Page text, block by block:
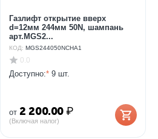
Газлифт открытие вверх
d=12мм 244мм 50N, шампань
арт.MGS2...
КОД: MGS244050NCHA1
0.0
Доступно:* 9 шт.
от 2 200.00₽
(Включая налог)